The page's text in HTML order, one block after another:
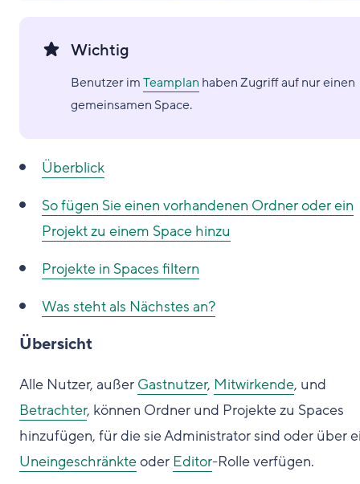
Wichtig
Benutzer imTeamplan haben Zugriff auf nur einen
gemeinsamen Space.
Überblick
So fügen Sie einen vorhandenen Ordner oder ein
Projekt zu einem Space hinzu
Projekte in Spaces filtern
Was steht als Nächstes an?
Übersicht
Alle Nutzer, außer Gastnutzer, Mitwirkende, und
Betrachter, können Ordner und Projekte zu Spaces
hinzufügen, für die sie Administrator sind oder über
Uneingeschränkteoder Editor-Rolle verfügen.